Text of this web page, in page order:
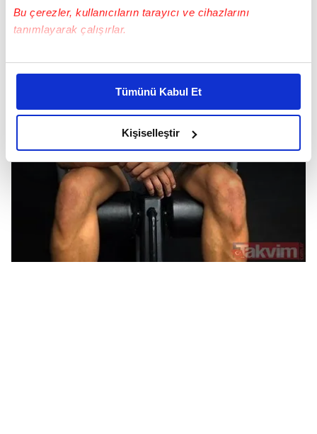
Bu çerezler, kullanıcıların tarayıcı ve cihazlarını
tanımlayarak çalışırlar.
Bu çerezlere izin vermeniz halinde sizlere özel
daha iyi reklam deneyimi yaşatabiliriz. Bunu yaparken
amacımızın size daha iyi bir reklam deneyimi sunmak
olduğunu ve sizlere en iyi içerikleri sunabilmek adına
elimizden gelen çabayı gösterdiğimizi ve bu noktada,
reklamların maliyetlerimizi karşılamak noktasında tek gelir
kalemimiz olduğunu sizlere hatırlatmak isteriz.
Her halükârda, kullanıcılar, bu çerezlere izin vermedikleri
takdirde, kullanıcılara hedefli reklamlar
gösterilmeyecektir."
Tümünü Kabul Et
Kişiselleştir